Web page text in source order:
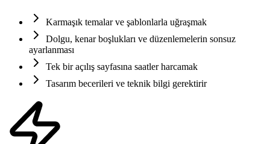
Karmaşık temalar ve şablonlarla uğraşmak
Dolgu, kenar boşlukları ve düzenlemelerin sonsuz
ayarlanması
Tek bir açılış sayfasına saatler harcamak
Tasarım becerileri ve teknik bilgi gerektirir